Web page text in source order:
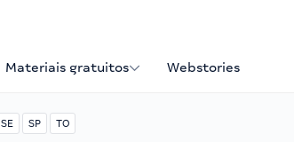
Materiais gratuitos Webstories
SE SP TO